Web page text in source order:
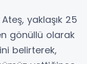
yaklaşık 25
gönüllü olarak
belirterek,